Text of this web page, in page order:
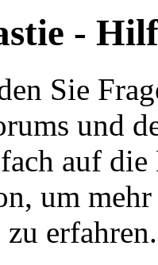
-
Sie
und
auf
um
erfahren.